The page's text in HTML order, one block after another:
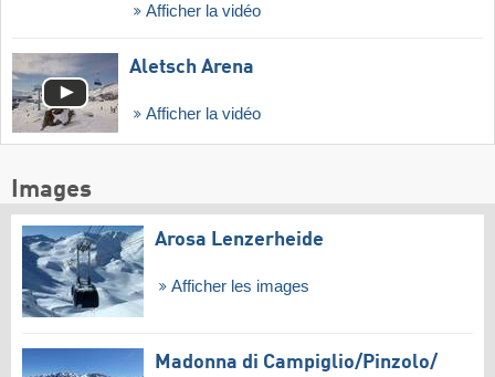
Afficher la vidéo
Aletsch Arena
Afficher la vidéo
Images
Arosa Lenzerheide
Afficher les images
Madonna di Campiglio/​Pinzolo/​